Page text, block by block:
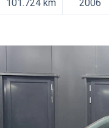
101.724 km 2006